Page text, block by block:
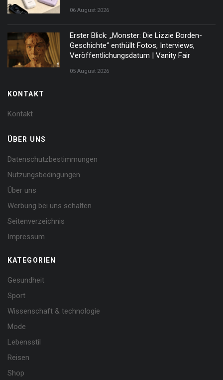
06 August 2026
Erster Blick: „Monster: Die Lizzie Borden-
Geschichte“ enthüllt Fotos, Interviews,
Veröffentlichungsdatum | Vanity Fair
05 August 2026
KONTAKT
Kontakt
ÜBER UNS
Datenschutzbestimmungen
Nutzungsbedingungen
Über uns
Werbung bei uns schalten
Seitenverzeichnis
Impressum
KATEGORIEN
Gesundheit
Sport
Wissenschaft & technologie
Mode
Lebensstil
Reisen
Shop